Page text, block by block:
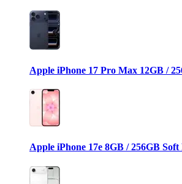
Apple iPhone 17 Pro Max 12GB /
Apple iPhone 17e 8GB / 256GB